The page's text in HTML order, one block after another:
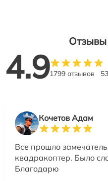
Отзывы
4.91799 отзывов
Кочетов Адам
Все прошло
квадракоптер. Было
Благодарю